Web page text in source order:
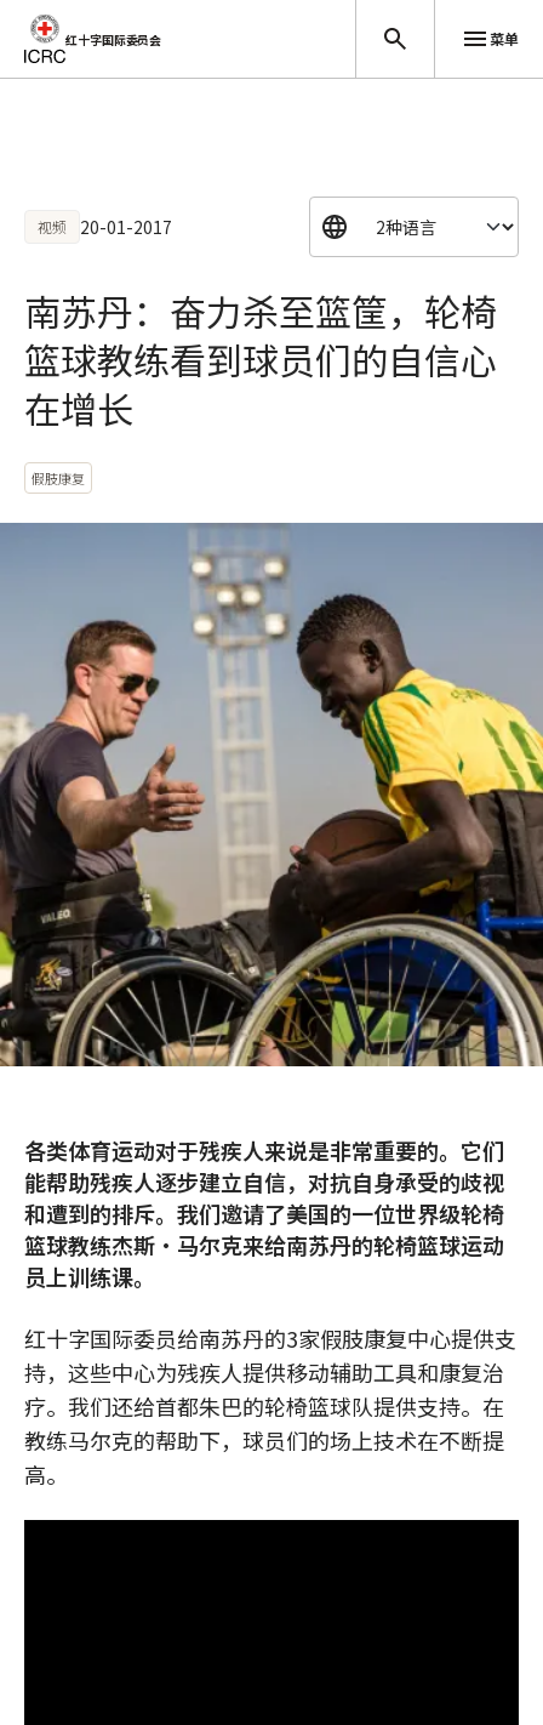
红十字国际委员会 菜单
视频 20-01-2017
南苏丹：奋力杀至篮筐，轮椅
篮球教练看到球员们的自信心
在增长
假肢康复
各类体育运动对于残疾人来说是非常重要的。它们
能帮助残疾人逐步建立自信，对抗自身承受的歧视
和遭到的排斥。我们邀请了美国的一位世界级轮椅
篮球教练杰斯•马尔克来给南苏丹的轮椅篮球运动
员上训练课。
红十字国际委员给南苏丹的3家假肢康复中心提供支
持，这些中心为残疾人提供移动辅助工具和康复治
疗。我们还给首都朱巴的轮椅篮球队提供支持。在
教练马尔克的帮助下，球员们的场上技术在不断提
高。